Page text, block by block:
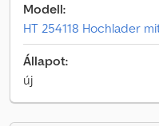
Modell:
HT 254118 Hochlader
Állapot:
új